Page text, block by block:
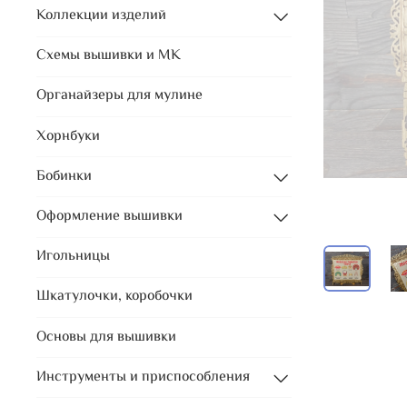
Коллекции изделий
Схемы вышивки и МК
Органайзеры для мулине
Хорнбуки
Бобинки
Оформление вышивки
Игольницы
Шкатулочки, коробочки
Основы для вышивки
Инструменты и приспособления